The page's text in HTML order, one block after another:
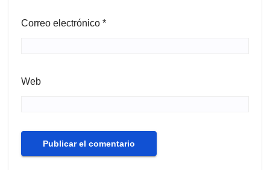
Correo electrónico *
Web